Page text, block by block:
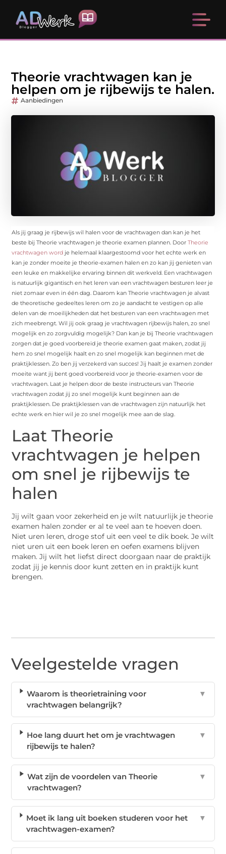
Theorie vrachtwagen kan je
helpen om je rijbewijs te halen.
Aanbiedingen
Als jij graag je rijbewijs wil halen voor de vrachtwagen dan kan je het
beste bij Theorie vrachtwagen je theorie examen plannen. DoorTheorie
vrachtwagen word je helemaal klaargestoomd voor het echte werk en
kan je zonder moeite je theorie-examen halen en zo kan jij genieten van
een leuke en makkelijke ervaring binnen dit werkveld. Een vrachtwagen
is natuurlijk gigantisch en het leren van een vrachtwagen besturen leer je
niet zomaar even in één dag. Daarom kan Theorie vrachtwagen je alvast
de theoretische gedeeltes leren om zo je aandacht te vestigen op alle
delen van de moeilijkheden dat het besturen van een vrachtwagen met
zich meebrengt. Wil jij ook graag je vrachtwagen rijbewijs halen, zo snel
mogelijk en zo zorgvuldig mogelijk? Dan kan je bij Theorie vrachtwagen
zorgen dat je goed voorbereid je theorie examen gaat maken, zodat jij
hem zo snel mogelijk haalt en zo snel mogelijk kan beginnen met de
praktijklessen. Zo ben jij verzekerd van succes! Jij haalt je examen zonder
moeite want jij bent goed voorbereid voor je theorie-examen voor de
vrachtwagen. Laat je helpen door de beste instructeurs van Theorie
vrachtwagen zodat jij zo snel mogelijk kunt beginnen aan de
praktijklessen. De praktijklessen van de vrachtwagen zijn natuurlijk het
echte werk en hier wil je zo snel mogelijk mee aan de slag.
Laat Theorie
vrachtwagen je helpen
om snel je rijbewijs te
halen
Jij wilt gaan voor zekerheid en je wilt natuurlijk je theorie
examen halen zonder er al te veel aan te hoeven doen.
Niet uren leren, droge stof uit een veel te dik boek. Je wilt
niet uren uit een boek leren en oefen examens blijven
maken. Jij wilt het liefst direct doorgaan naar de praktijk
zodat jij je kennis door kunt zetten en in praktijk kunt
brengen.
Veelgestelde vragen
Waarom is theorietraining voor
vrachtwagen belangrijk?
▼
Hoe lang duurt het om je vrachtwagen
rijbewijs te halen?
▼
Wat zijn de voordelen van Theorie
vrachtwagen?
▼
Moet ik lang uit boeken studeren voor het
vrachtwagen-examen?
▼